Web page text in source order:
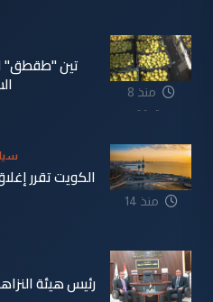
منذ 8
دقيقة
تين "طقطق"
منذ 14
الكويت تقرر
رئيس هيئة